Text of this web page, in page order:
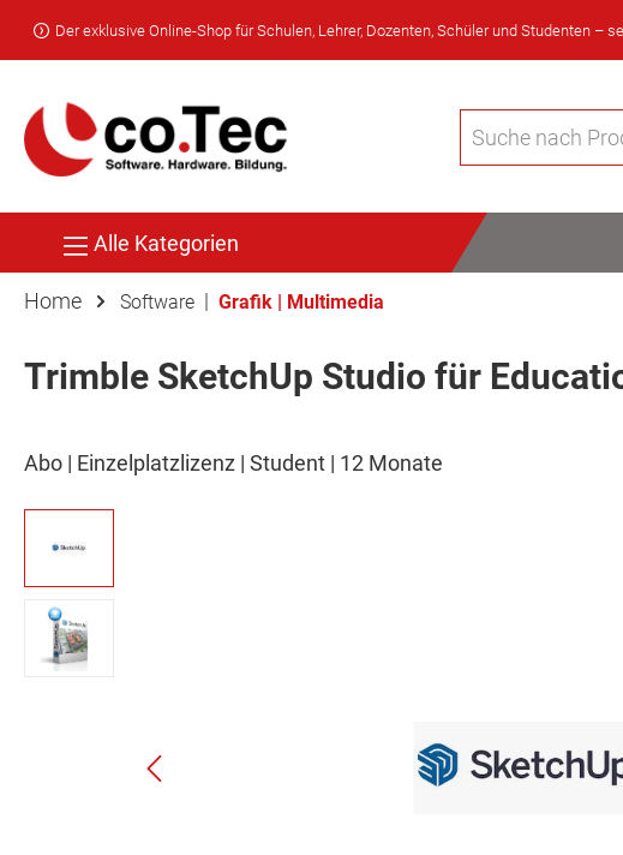
Der exklusive Online-Shop für Schulen, Lehrer, Dozenten, Schüler und Studenten –
Alle Kategorien
Home Software | Grafik | Multimedia
Trimble SketchUp Studio für
Abo | Einzelplatzlizenz | Student | 12 Monate